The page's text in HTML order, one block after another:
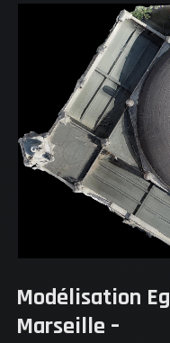
ACCUEIL
NOS
NOS
NOUS
Modélisation
Marseille –